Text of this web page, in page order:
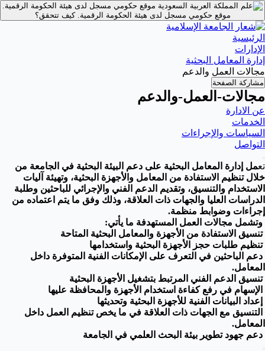
موقع حكومي مسجل لدى هيئة الحكومة الرقمية.
موقع حكومي مسجل لدى هيئة الحكومة الرقمية.كيف تتحقق؟
الرئيسية
الإدارات
إدارة المعامل البحثية
مجالات العمل والدعم
مشاركة الصفحة
مجالات-العمل-والدعم
عن الادارة
الخدمات
السياسات والإجراءات
التواصل
تعمل إدارة المعامل البحثية على دعم البيئة البحثية في الجامعة من
خلال تنظيم الاستفادة من المعامل والأجهزة البحثية، وتهيئة آليات
الاستخدام والتنسيق، وتقديم الدعم الفني والإجرائي للباحثين وطلبة
الدراسات العليا والجهات ذات العلاقة، وذلك وفق ما يتم اعتماده من
إجراءات وضوابط منظمة.
وتشمل مجالات العمل المستهدفة ما يأتي:
تنسيق الاستفادة من الأجهزة والمعامل البحثية المتاحة
تنظيم طلبات حجز الأجهزة البحثية واستخدامها
دعم الباحثين في التعرف على الإمكانات الفنية المتوفرة داخل
المعامل.
تنسيق الدعم الفني المرتبط بتشغيل الأجهزة البحثية
الإسهام في رفع كفاءة استخدام الأجهزة والمحافظة عليها
إعداد البيانات الفنية للأجهزة البحثية وتحديثها
التنسيق مع الجهات ذات العلاقة في ما يخص تنظيم العمل داخل
المعامل.
دعم جهود تطوير بيئة البحث العلمي في الجامعة